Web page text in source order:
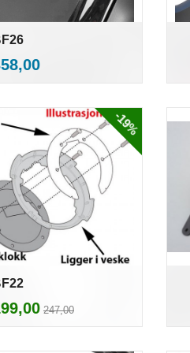
247,00
-19%
mva.